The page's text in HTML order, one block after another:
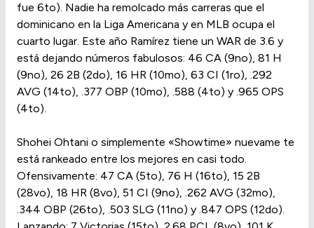
fue 6to). Nadie ha remolcado más carreras que el
dominicano en la Liga Americana y en MLB ocupa el
cuarto lugar. Este año Ramírez tiene un WAR de 3.6 y
está dejando números fabulosos: 46 CA (9no), 81 H
(9no), 26 2B (2do), 16 HR (10mo), 63 CI (1ro), .292
AVG (14to), .377 OBP (10mo), .588 (4to) y .965 OPS
(4to).
Shohei Ohtani o simplemente «Showtime» nuevame te
está rankeado entre los mejores en casi todo.
Ofensivamente: 47 CA (5to), 76 H (16to), 15 2B
(28vo), 18 HR (8vo), 51 CI (9no), .262 AVG (32mo),
.344 OBP (26to), .503 SLG (11no) y .847 OPS (12do).